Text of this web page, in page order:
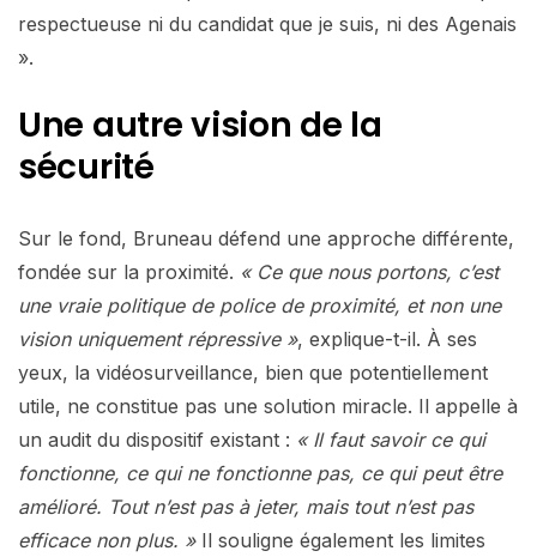
respectueuse ni du candidat que je suis, ni des Agenais
».
Une autre vision de la
sécurité
Sur le fond, Bruneau défend une approche différente,
fondée sur la proximité. « Ce que nous portons, c’est
une vraie politique de police de proximité, et non une
vision uniquement répressive », explique-t-il. À ses
yeux, la vidéosurveillance, bien que potentiellement
utile, ne constitue pas une solution miracle. Il appelle à
un audit du dispositif existant : « Il faut savoir ce qui
fonctionne, ce qui ne fonctionne pas, ce qui peut être
amélioré. Tout n’est pas à jeter, mais tout n’est pas
efficace non plus. »Il souligne également les limites